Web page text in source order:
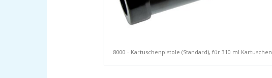
8000 - Kartuschenpistole (Standard), für 310 ml Kartuschen